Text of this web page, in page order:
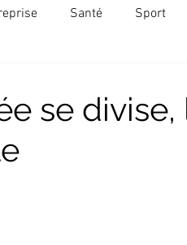
Santé Sport
se divise,